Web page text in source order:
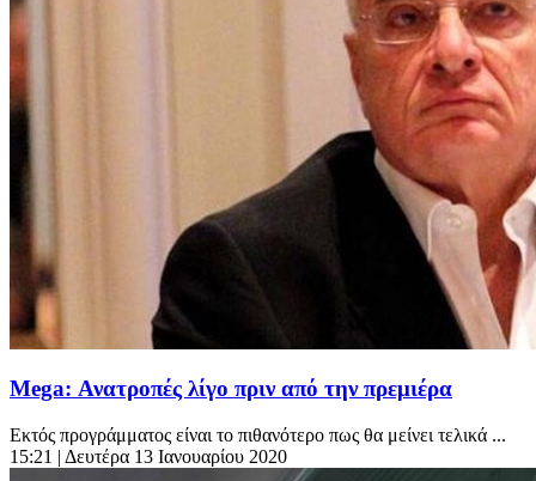
Mega: Ανατροπές λίγο πριν από την πρεμιέρα
Εκτός προγράμματος είναι το πιθανότερο πως θα μείνει τελικά ...
15:21 | Δευτέρα 13 Ιανουαρίου 2020